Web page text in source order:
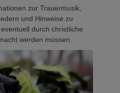
zur Trauermusik,
und Hinweise zu
durch christliche
werden müssen.